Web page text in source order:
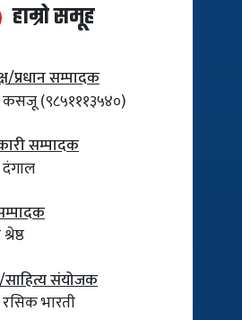
हाम्रो समूह
प्रधान सम्पादक
(९८५१११३५४०)
सम्पादक
संयोजक
भारती